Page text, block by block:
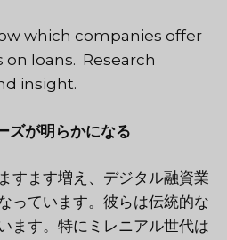
which companies offer
loans. Research
insight.
ズが明らかになる
すます増え、デジタル融資業
っています。彼らは伝統的な
ます。特にミレニアル世代は